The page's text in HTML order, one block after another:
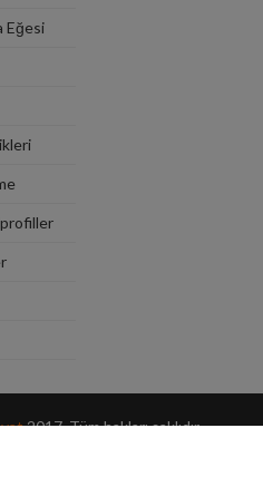
Eğesi
2017. Tüm hakları saklıdır.